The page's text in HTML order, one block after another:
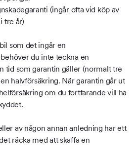
(ingår ofta vid köp av
tre år)
som det ingår en
du inte teckna en
tid som garantin gäller (normalt tre
halvförsäkring. När garantin går ut
om du fortfarande vill ha
av någon annan anledning har ett
räcka med att skaffa en